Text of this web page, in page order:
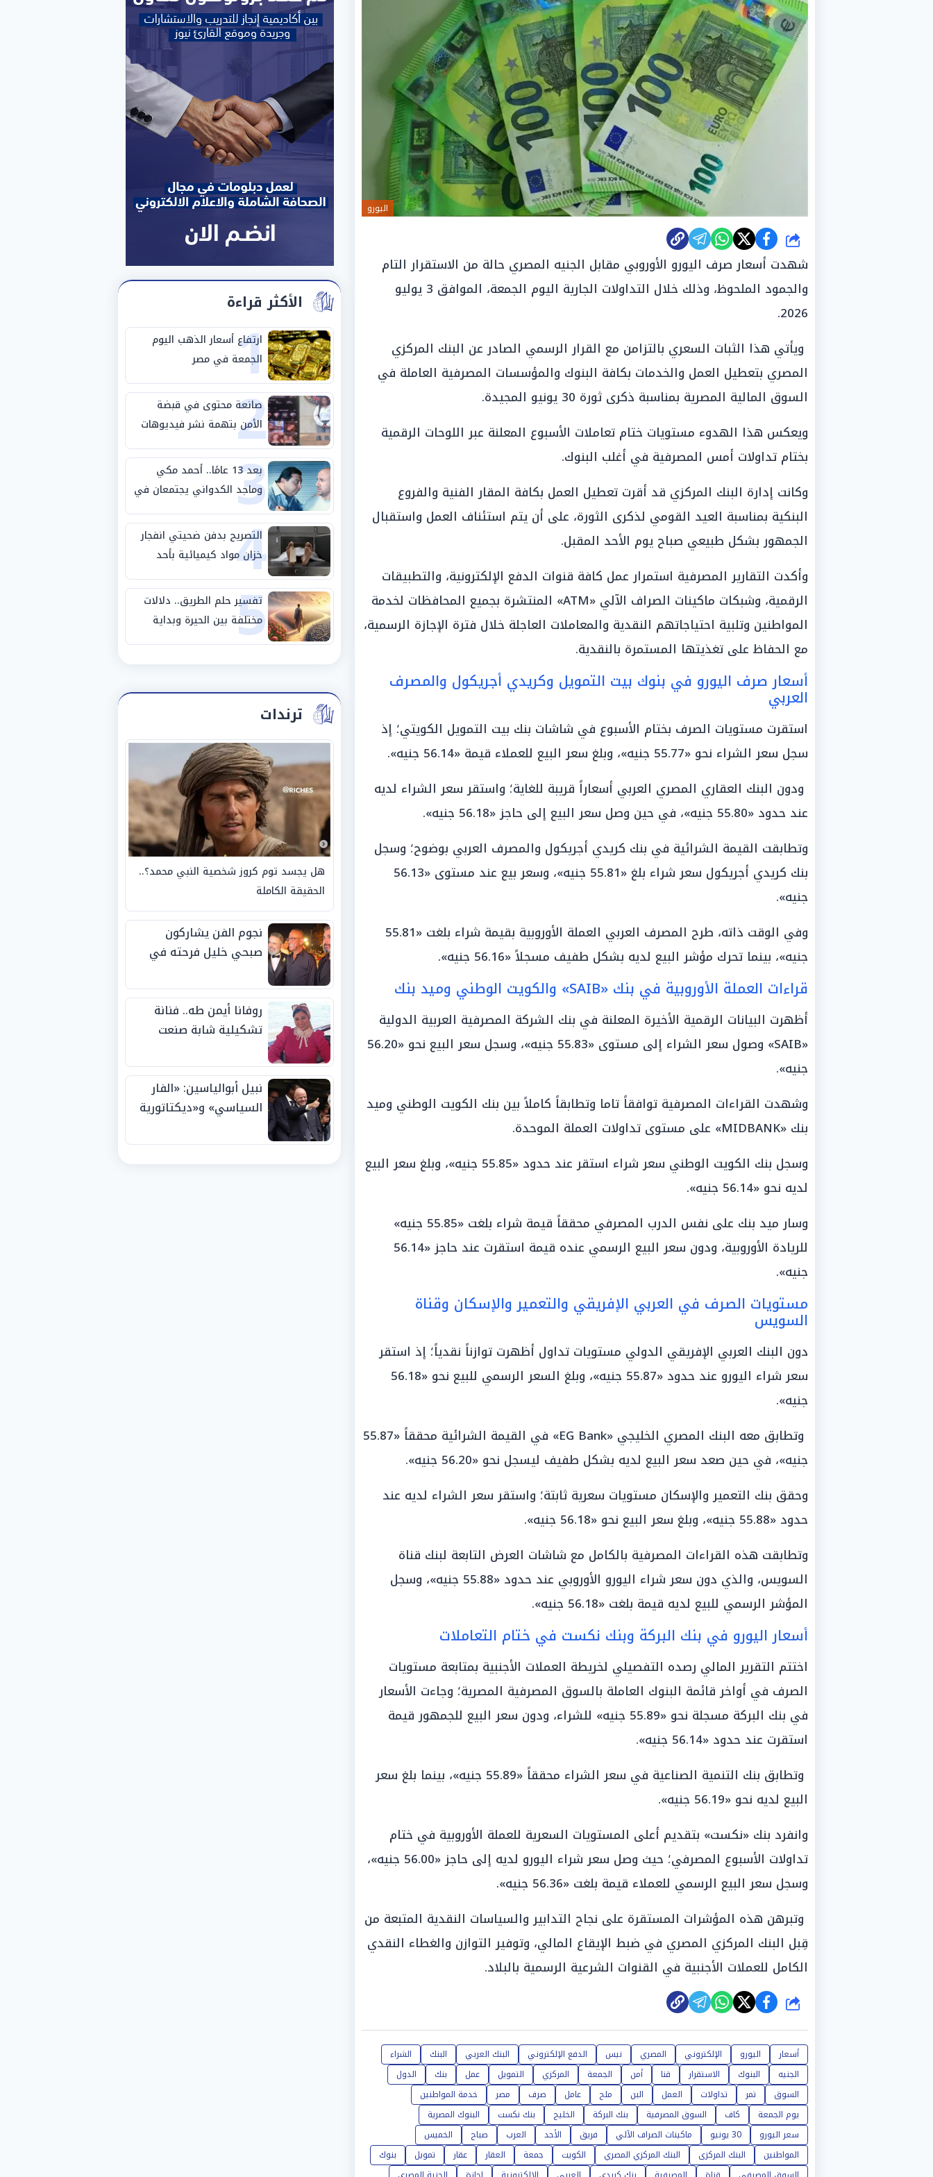
اليورو
شارك
شهدت أسعار صرف اليورو الأوروبي مقابل الجنيه المصري حالة من الاستقرار التام
والجمود الملحوظ، وذلك خلال التداولات الجارية اليوم الجمعة، الموافق 3 يوليو
2026.
ويأتي هذا الثبات السعري بالتزامن مع القرار الرسمي الصادر عن البنك المركزي
المصري بتعطيل العمل والخدمات بكافة البنوك والمؤسسات المصرفية العاملة في
السوق المالية المصرية بمناسبة ذكرى ثورة 30 يونيو المجيدة.
ويعكس هذا الهدوء مستويات ختام تعاملات الأسبوع المعلنة عبر اللوحات الرقمية
بختام تداولات أمس المصرفية في أغلب البنوك.
وكانت إدارة البنك المركزي قد أقرت تعطيل العمل بكافة المقار الفنية والفروع
البنكية بمناسبة العيد القومي لذكرى الثورة، على أن يتم استئناف العمل واستقبال
الجمهور بشكل طبيعي صباح يوم الأحد المقبل.
وأكدت التقارير المصرفية استمرار عمل كافة قنوات الدفع الإلكترونية، والتطبيقات
الرقمية، وشبكات ماكينات الصراف الآلي «ATM» المنتشرة بجميع المحافظات لخدمة
المواطنين وتلبية احتياجاتهم النقدية والمعاملات العاجلة خلال فترة الإجازة الرسمية،
مع الحفاظ على تغذيتها المستمرة بالنقدية.
أسعار صرف اليورو في بنوك بيت التمويل وكريدي أجريكول والمصرف
العربي
استقرت مستويات الصرف بختام الأسبوع في شاشات بنك بيت التمويل الكويتي؛ إذ
سجل سعر الشراء نحو «55.77 جنيه»، وبلغ سعر البيع للعملاء قيمة «56.14 جنيه».
ودون البنك العقاري المصري العربي أسعاراً قريبة للغاية؛ واستقر سعر الشراء لديه
عند حدود «55.80 جنيه»، في حين وصل سعر البيع إلى حاجز «56.18 جنيه».
وتطابقت القيمة الشرائية في بنك كريدي أجريكول والمصرف العربي بوضوح؛ وسجل
بنك كريدي أجريكول سعر شراء بلغ «55.81 جنيه»، وسعر بيع عند مستوى «56.13
جنيه».
وفي الوقت ذاته، طرح المصرف العربي العملة الأوروبية بقيمة شراء بلغت «55.81
جنيه»، بينما تحرك مؤشر البيع لديه بشكل طفيف مسجلاً «56.16 جنيه».
قراءات العملة الأوروبية في بنك «SAIB» والكويت الوطني وميد بنك
أظهرت البيانات الرقمية الأخيرة المعلنة في بنك الشركة المصرفية العربية الدولية
«SAIB» وصول سعر الشراء إلى مستوى «55.83 جنيه»، وسجل سعر البيع نحو «56.20
جنيه».
وشهدت القراءات المصرفية توافقاً تاما وتطابقاً كاملاً بين بنك الكويت الوطني وميد
بنك «MIDBANK» على مستوى تداولات العملة الموحدة.
وسجل بنك الكويت الوطني سعر شراء استقر عند حدود «55.85 جنيه»، وبلغ سعر البيع
لديه نحو «56.14 جنيه».
وسار ميد بنك على نفس الدرب المصرفي محققاً قيمة شراء بلغت «55.85 جنيه»
للريادة الأوروبية، ودون سعر البيع الرسمي عنده قيمة استقرت عند حاجز «56.14
جنيه».
مستويات الصرف في العربي الإفريقي والتعمير والإسكان وقناة
السويس
دون البنك العربي الإفريقي الدولي مستويات تداول أظهرت توازناً نقدياً؛ إذ استقر
سعر شراء اليورو عند حدود «55.87 جنيه»، وبلغ السعر الرسمي للبيع نحو «56.18
جنيه».
وتطابق معه البنك المصري الخليجي «EG Bank» في القيمة الشرائية محققاً «55.87
جنيه»، في حين صعد سعر البيع لديه بشكل طفيف ليسجل نحو «56.20 جنيه».
وحقق بنك التعمير والإسكان مستويات سعرية ثابتة؛ واستقر سعر الشراء لديه عند
حدود «55.88 جنيه»، وبلغ سعر البيع نحو «56.18 جنيه».
وتطابقت هذه القراءات المصرفية بالكامل مع شاشات العرض التابعة لبنك قناة
السويس، والذي دون سعر شراء اليورو الأوروبي عند حدود «55.88 جنيه»، وسجل
المؤشر الرسمي للبيع لديه قيمة بلغت «56.18 جنيه».
أسعار اليورو في بنك البركة وبنك نكست في ختام التعاملات
اختتم التقرير المالي رصده التفصيلي لخريطة العملات الأجنبية بمتابعة مستويات
الصرف في أواخر قائمة البنوك العاملة بالسوق المصرفية المصرية؛ وجاءت الأسعار
في بنك البركة مسجلة نحو «55.89 جنيه» للشراء، ودون سعر البيع للجمهور قيمة
استقرت عند حدود «56.14 جنيه».
وتطابق بنك التنمية الصناعية في سعر الشراء محققاً «55.89 جنيه»، بينما بلغ سعر
البيع لديه نحو «56.19 جنيه».
وانفرد بنك «نكست» بتقديم أعلى المستويات السعرية للعملة الأوروبية في ختام
تداولات الأسبوع المصرفي؛ حيث وصل سعر شراء اليورو لديه إلى حاجز «56.00 جنيه»،
وسجل سعر البيع الرسمي للعملاء قيمة بلغت «56.36 جنيه».
وتبرهن هذه المؤشرات المستقرة على نجاح التدابير والسياسات النقدية المتبعة من
قِبل البنك المركزي المصري في ضبط الإيقاع المالي، وتوفير التوازن والغطاء النقدي
الكامل للعملات الأجنبية في القنوات الشرعية الرسمية بالبلاد.
شارك
أسعار اليورو الإلكتروني المصري نيس الدفع الإلكتروني البنك العربي البنك
الشراء
الجنيه
البنوك الاستقرار قنا أمن الجمعة المركزي التمويل عمل بنك
الدول
السوق
تمر تداولات العمل البن ملح عامل صرف مصر
خدمة المواطنين
يوم الجمعة
كاف السوق المصرفية بنك البركة الخليج بنك نكست
البنوك المصرية
سعر اليورو
30 يونيو ماكينات الصراف الآلي فريق الأحد العرب صباح
الخميس
المواطنين
البنك المركزى البنك المركزي المصري الكويت جمعة العقار عقار تمويل
بنوك
الأكثر قراءة
1
ارتفاع أسعار الذهب اليوم
الجمعة في مصر
2
صانعة محتوى في قبضة
الأمن بتهمة نشر فيديوهات
خادشة للحياء
3 بعد 13 عامًا.. أحمد مكي
وماجد الكدواني يجتمعان في
«فرصة سعيدة»
4
التصريح بدفن ضحيتي انفجار
خزان مواد كيميائية بأحد
مصانع الفيوم
5
تفسير حلم الطريق.. دلالات
مختلفة بين الحيرة وبداية
مرحلة جديدة
ترندات
هل يجسد توم كروز شخصية النبي محمد؟..
الحقيقة الكاملة
نجوم الفن يشاركون
صبحي خليل فرحته في
روفانا أيمن طه.. فنانة
تشكيلية شابة صنعت
الجوائز منذ الصغر
نبيل أبوالياسين: «الفار
السياسي» و«ديكتاتورية
الفيفا».. وإقالة